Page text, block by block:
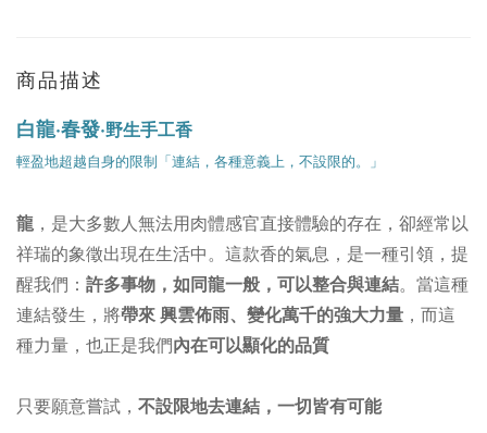
商品描述
白龍·春發·野生手工香
輕盈地超越自身的限制「連結，各種意義上，不設限的。」
龍 ，是大多數人無法用肉體感官直接體驗的存在，卻經常以
祥瑞的象徵出現在生活中。這款香的氣息，是一種引領，提
醒我們： 許多事物，如同龍一般，可以整合與連結。當這種
連結發生，將帶來 興雲佈雨、變化萬千的強大力量 ，而這
種力量，也正是我們內在可以顯化的品質
只要願意嘗試， 不設限地去連結，一切皆有可能